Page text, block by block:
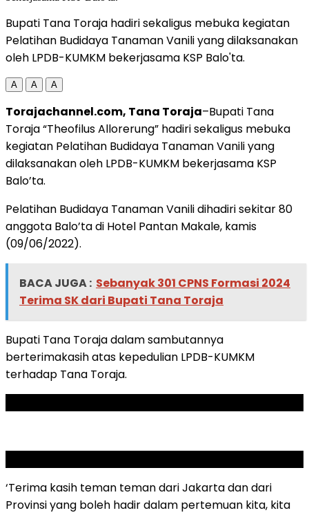
Bupati Tana Toraja hadiri sekaligus mebuka kegiatan
Pelatihan Budidaya Tanaman Vanili yang dilaksanakan
oleh LPDB-KUMKM bekerjasama KSP Balo'ta.
A A A
Torajachannel.com, Tana Toraja–Bupati Tana
Toraja “Theofilus Allorerung” hadiri sekaligus mebuka
kegiatan Pelatihan Budidaya Tanaman Vanili yang
dilaksanakan oleh LPDB-KUMKM bekerjasama KSP
Balo’ta.
Pelatihan Budidaya Tanaman Vanili dihadiri sekitar 80
anggota Balo’ta di Hotel Pantan Makale, kamis
(09/06/2022).
BACA JUGA : Sebanyak 301 CPNS Formasi 2024
Terima SK dari Bupati Tana Toraja
Bupati Tana Toraja dalam sambutannya
berterimakasih atas kepedulian LPDB-KUMKM
terhadap Tana Toraja.
‘Terima kasih teman teman dari Jakarta dan dari
Provinsi yang boleh hadir dalam pertemuan kita, kita